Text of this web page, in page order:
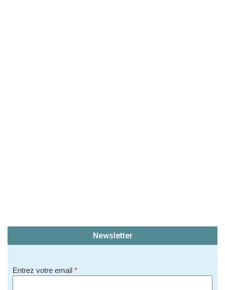
Newsletter
Entrez votre email *